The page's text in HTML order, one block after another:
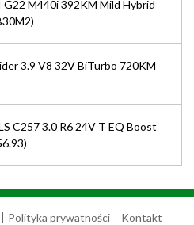
G22 M440i 392KM Mild Hybrid
3.9 V8 32V BiTurbo 720KM
C257 3.0 R6 24V T EQ Boost
Polityka prywatności Kontakt